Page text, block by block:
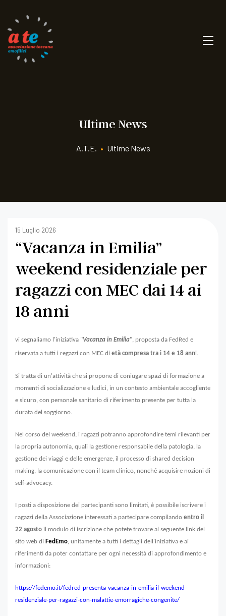
Ultime News
A.T.E. • Ultime News
15 Luglio 2026
“Vacanza in Emilia”
weekend residenziale per
ragazzi con MEC dai 14 ai
18 anni
vi segnaliamo l'iniziativa "Vacanza in Emilia", proposta da FedRed e
riservata a tutti i regazzi con MEC di età compresa tra i 14 e 18 anni.
Si tratta di un'attività che si propone di coniugare spazi di formazione a
momenti di socializzazione e ludici, in un contesto ambientale accogliente
e sicuro, con personale sanitario di riferimento presente per tutta la
durata del soggiorno.
Nel corso del weekend, i ragazzi potranno approfondire temi rilevanti per
la propria autonomia, quali la gestione responsabile della patologia, la
gestione dei viaggi e delle emergenze, il processo di shared decision
making, la comunicazione con il team clinico, nonché acquisire nozioni di
self-advocacy.
I posti a disposizione dei partecipanti sono limitati, è possibile iscrivere i
ragazzi della Associazione interessati a partecipare compilando entro il
22 agosto il modulo di iscrizione che potete trovare al seguente link del
sito web di FedEmo, unitamente a tutti i dettagli dell'iniziativa e ai
riferimenti da poter contattare per ogni necessità di approfondimento e
informazioni:
https://fedemo.it/fedred-presenta-vacanza-in-emilia-il-weekend-
residenziale-per-ragazzi-con-malattie-emorragiche-congenite/